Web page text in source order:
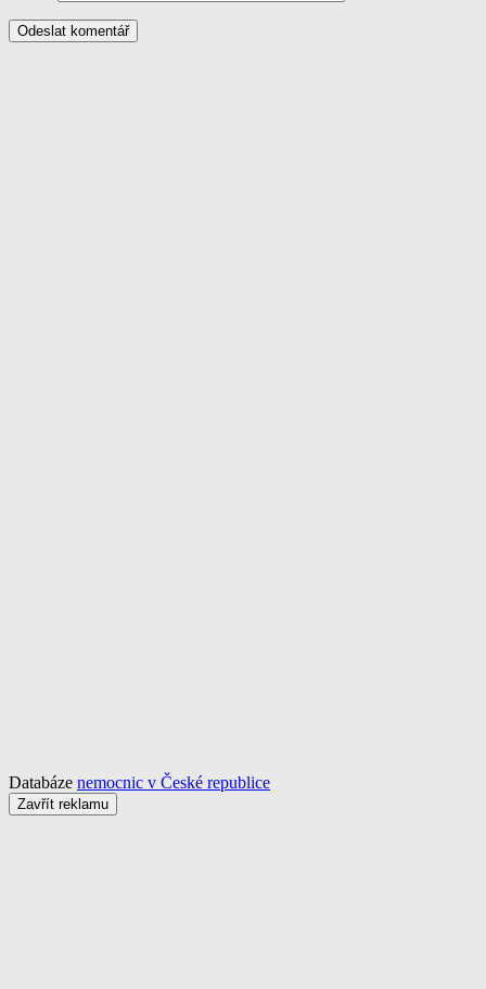
Databáze nemocnic v České republice
Zavřít reklamu